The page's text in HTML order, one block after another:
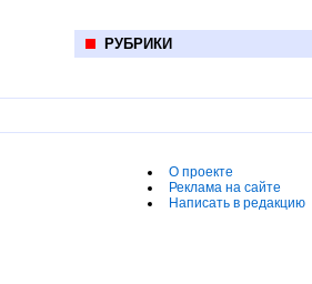
РУБРИКИ
О проекте
Реклама на сайте
Написать в редакцию